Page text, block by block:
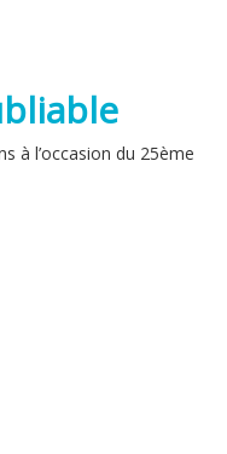
à l’occasion du 25ème